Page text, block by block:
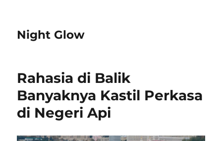
Night Glow
Rahasia di Balik
Banyaknya Kastil Perkasa
di Negeri Api